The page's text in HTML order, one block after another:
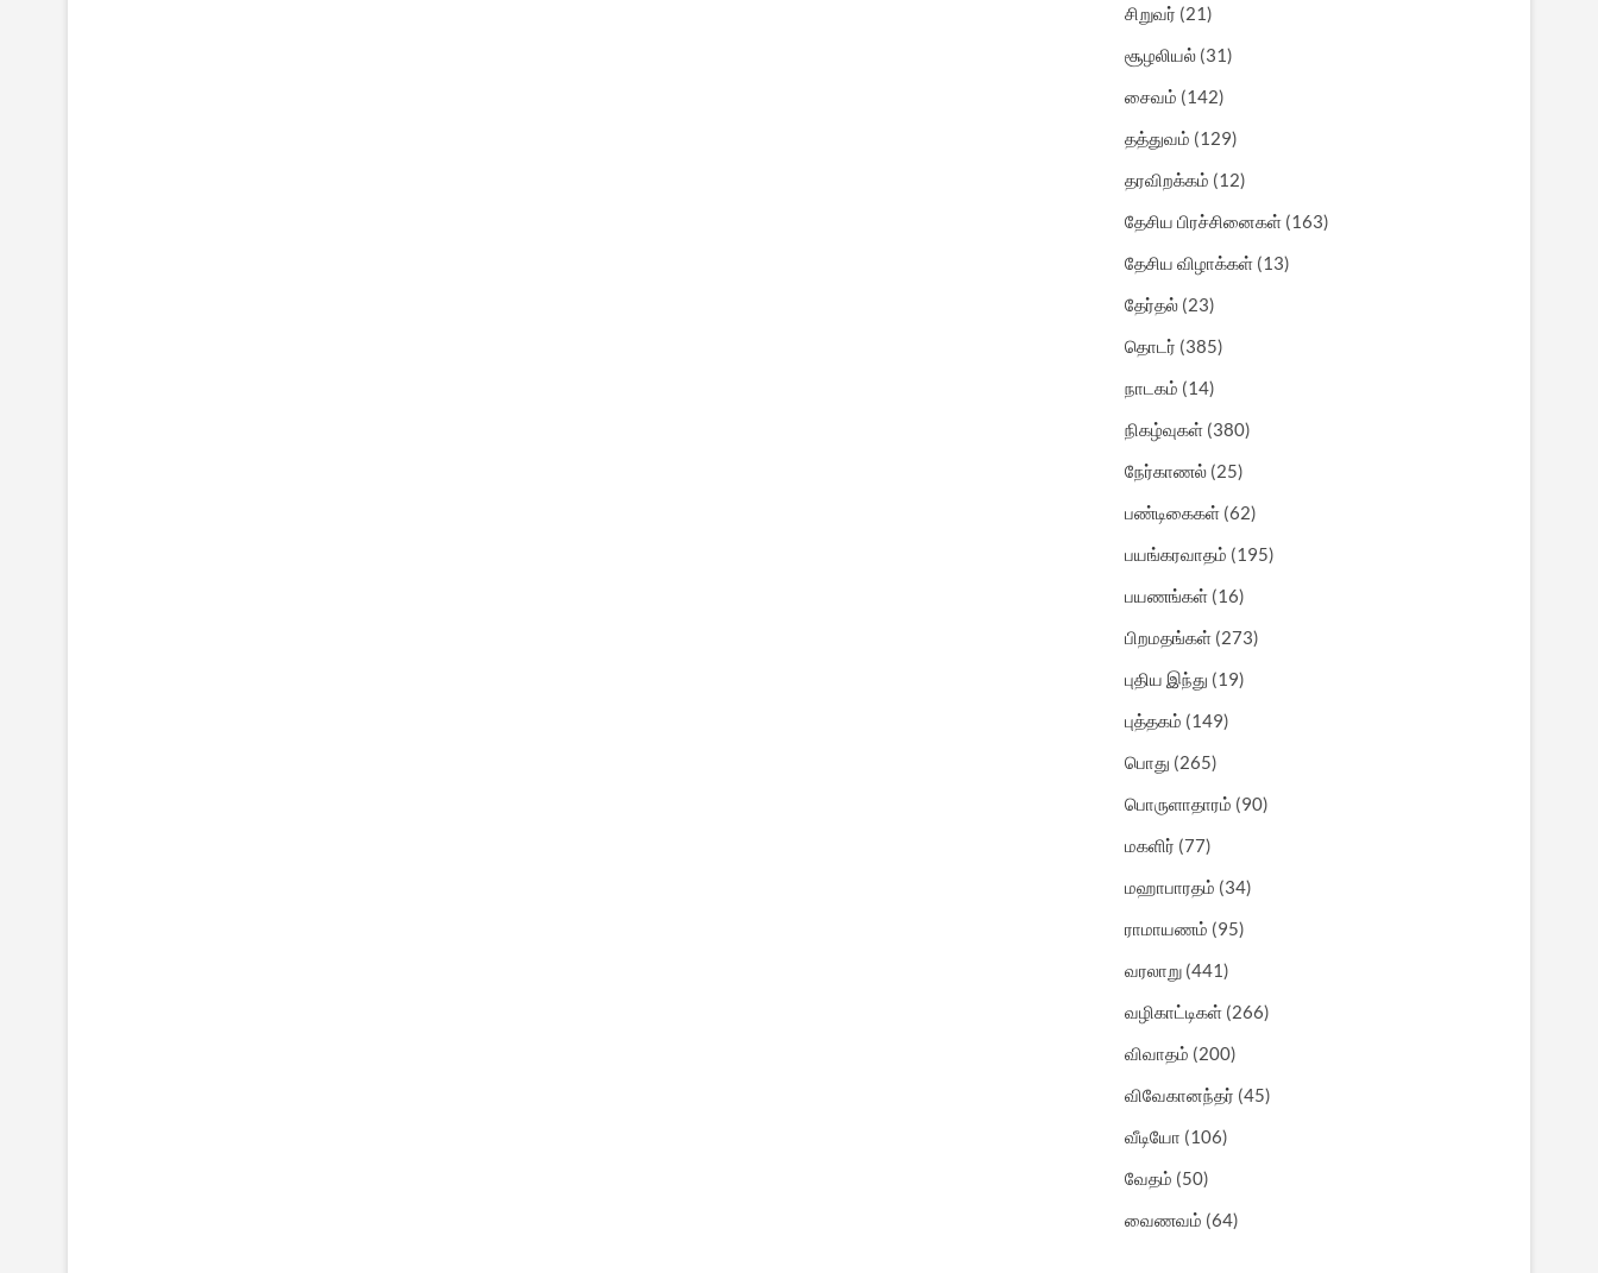
சிறுவர் (21)
சூழலியல் (31)
சைவம் (142)
தத்துவம் (129)
தரவிறக்கம் (12)
தேசிய பிரச்சினைகள் (163)
தேசிய விழாக்கள் (13)
தேர்தல் (23)
தொடர் (385)
நாடகம் (14)
நிகழ்வுகள் (380)
நேர்காணல் (25)
பண்டிகைகள் (62)
பயங்கரவாதம் (195)
பயணங்கள் (16)
பிறமதங்கள் (273)
புதிய இந்து (19)
புத்தகம் (149)
பொது (265)
பொருளாதாரம் (90)
மகளிர் (77)
மஹாபாரதம் (34)
ராமாயணம் (95)
வரலாறு (441)
வழிகாட்டிகள் (266)
விவாதம் (200)
விவேகானந்தர் (45)
வீடியோ (106)
வேதம் (50)
வைணவம் (64)